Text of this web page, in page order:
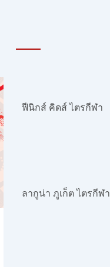
ฟีนิกส์ คิดส์ ไตรกีฬา
ลากูน่า ภูเก็ต ไตรกีฬา